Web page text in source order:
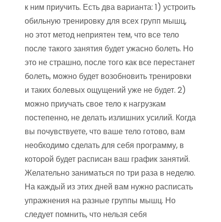
к ним приучить. Есть два варианта: 1) устроить
обильную тренировку для всех групп мышц,
но этот метод неприятен тем, что все тело
после такого занятия будет ужасно болеть. Но
это не страшно, после того как все перестанет
болеть, можно будет возобновить тренировки
и таких болевых ощущений уже не будет. 2)
можно приучать свое тело к нагрузкам
постепенно, не делать излишних усилий. Когда
вы почувствуете, что ваше тело готово, вам
необходимо сделать для себя программу, в
которой будет расписан ваш график занятий.
Желательно заниматься по три раза в неделю.
На каждый из этих дней вам нужно расписать
упражнения на разные группы мышц. Но
следует помнить, что нельзя себя